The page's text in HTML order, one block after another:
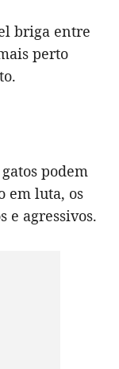
briga entre
perto
podem
em luta, os
e agressivos.